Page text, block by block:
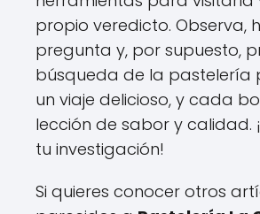
propio veredicto. Observa,
pregunta y, por supuesto,
búsqueda de la pastelería
un viaje delicioso, y cada
lección de sabor y calidad.
tu investigación!
Si quieres conocer otros